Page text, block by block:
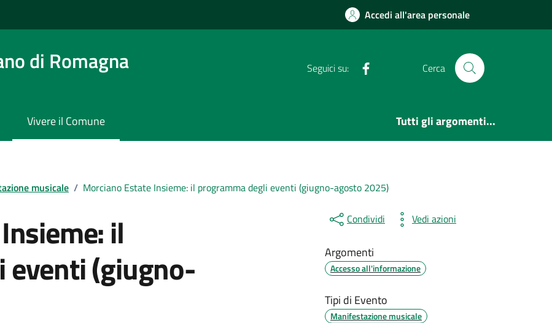
Accedi all'area personale
di Romagna Seguici su: Cerca
Vivere il Comune Tutti gli argomenti...
musicale / Morciano Estate Insieme: il programma degli eventi (giugno-agosto 2025)
il
eventi (giugno-
Condividi Vedi azioni
Argomenti
Accesso all'informazione
Tipi di Evento
Manifestazione musicale